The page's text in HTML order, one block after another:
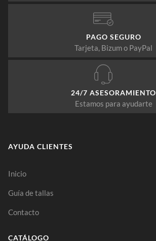
PAGO SEGURO
Tarjeta, Bizum o PayPal
24/7 ASESORAMIENTO
Estamos para ayudarte
AYUDA CLIENTES
Inicio
Guía de tallas
Contacto
CATÁLOGO